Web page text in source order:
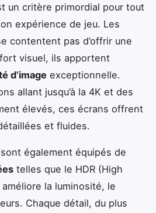
un critère primordial pour tout
expérience de jeu. Les
contentent pas d’offrir une
visuel, ils apportent
d’image exceptionnelle.
allant jusqu’à la 4K et des
élevés, ces écrans offrent
et fluides.
également équipés de
telles que le HDR (High
la luminosité, le
Chaque détail, du plus